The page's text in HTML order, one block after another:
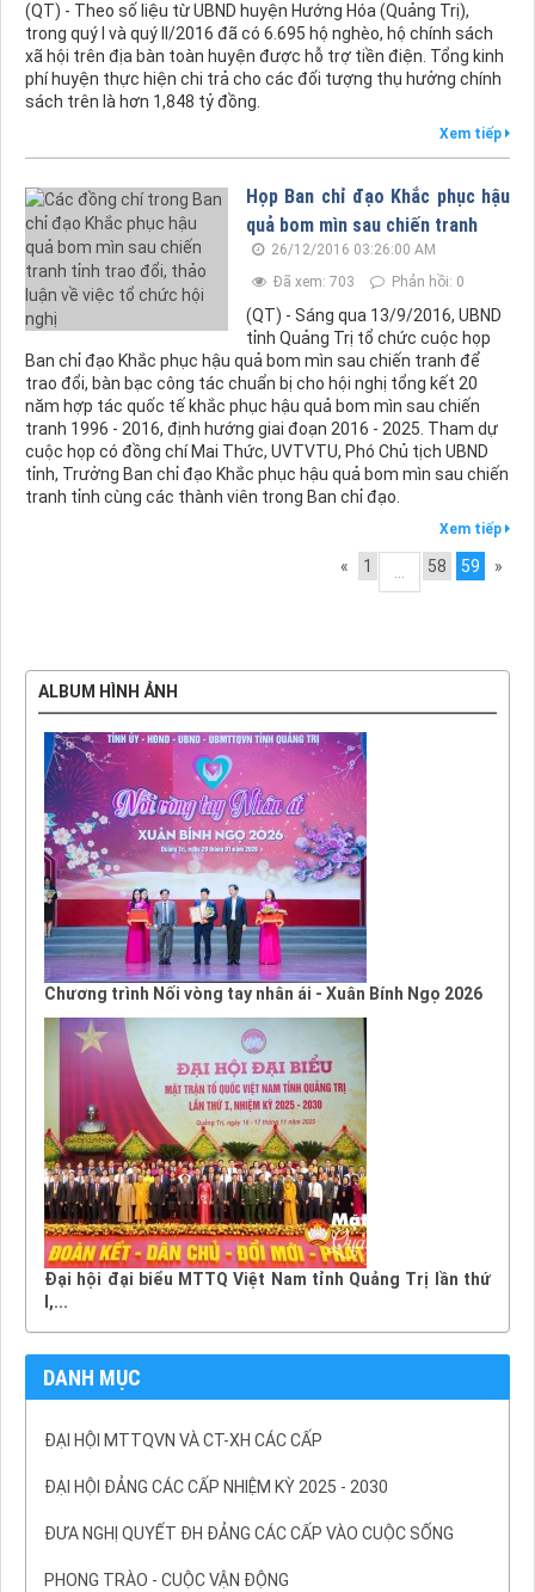
(QT) - Theo số liệu từ UBND huyện Hướng Hóa (Quảng Trị),
trong quý I và quý II/2016 đã có 6.695 hộ nghèo, hộ chính sách
xã hội trên địa bàn toàn huyện được hỗ trợ tiền điện. Tổng kinh
phí huyện thực hiện chi trả cho các đối tượng thụ hưởng chính
sách trên là hơn 1,848 tỷ đồng.
Xem tiếp
Họp Ban chỉ đạo Khắc phục hậu
quả bom mìn sau chiến tranh
26/12/2016 03:26:00 AM
Đã xem: 703
Phản hồi: 0
(QT) - Sáng qua 13/9/2016, UBND
tỉnh Quảng Trị tổ chức cuộc họp
Ban chỉ đạo Khắc phục hậu quả bom mìn sau chiến tranh để
trao đổi, bàn bạc công tác chuẩn bị cho hội nghị tổng kết 20
năm hợp tác quốc tế khắc phục hậu quả bom mìn sau chiến
tranh 1996 - 2016, định hướng giai đoạn 2016 - 2025. Tham dự
cuộc họp có đồng chí Mai Thức, UVTVTU, Phó Chủ tịch UBND
tỉnh, Trưởng Ban chỉ đạo Khắc phục hậu quả bom mìn sau chiến
tranh tỉnh cùng các thành viên trong Ban chỉ đạo.
Xem tiếp
« 1 58 59 »
ALBUM HÌNH ẢNH
Chương trình Nối vòng tay nhân ái - Xuân Bính Ngọ 2026
Đại hội đại biểu MTTQ Việt Nam tỉnh Quảng Trị lần thứ
I,...
DANH MỤC
ĐẠI HỘI MTTQVN VÀ CT-XH CÁC CẤP
ĐẠI HỘI ĐẢNG CÁC CẤP NHIỆM KỲ 2025 - 2030
ĐƯA NGHỊ QUYẾT ĐH ĐẢNG CÁC CẤP VÀO CUỘC SỐNG
PHONG TRÀO - CUỘC VẬN ĐỘNG